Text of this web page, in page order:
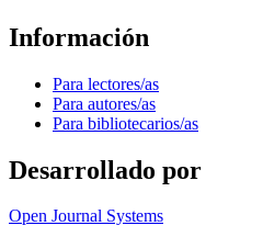
Información
Para lectores/as
Para autores/as
Para bibliotecarios/as
Desarrollado por
Open Journal Systems